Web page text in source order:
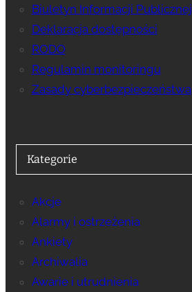
Biuletyn Informacji Publicznej
Deklaracja dostępności
RODO
Regulamin monitoringu
Zasady cyberbezpieczeństwa
Kategorie
Akcje
Alarmy i ostrzeżenia
Ankiety
Archiwalia
Awarie i utrudnienia